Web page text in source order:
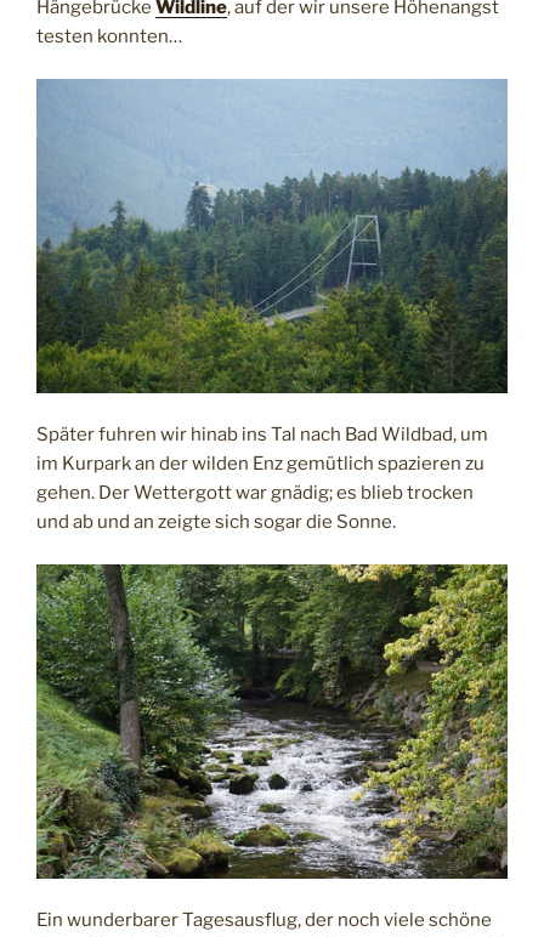
Hängebrücke Wildline, auf der wir unsere Höhenangst
testen konnten…
Später fuhren wir hinab ins Tal nach Bad Wildbad, um
im Kurpark an der wilden Enz gemütlich spazieren zu
gehen. Der Wettergott war gnädig; es blieb trocken
und ab und an zeigte sich sogar die Sonne.
Ein wunderbarer Tagesausflug, der noch viele schöne